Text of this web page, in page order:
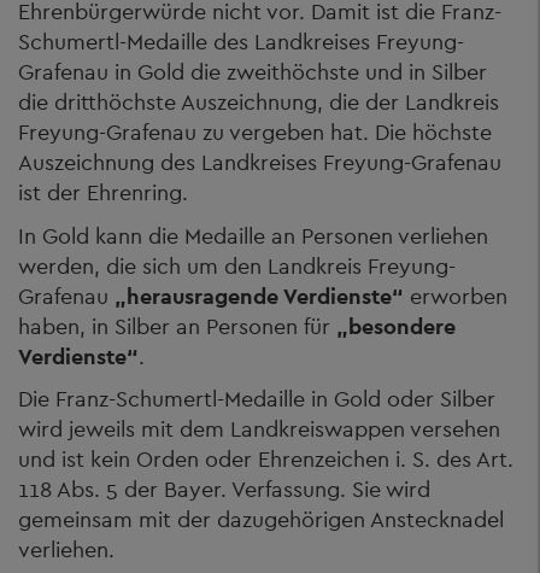
Ehrenbürgerwürde nicht vor. Damit ist die Franz-
Schumertl-Medaille des Landkreises Freyung-
Grafenau in Gold die zweithöchste und in Silber
die dritthöchste Auszeichnung, die der Landkreis
Freyung-Grafenau zu vergeben hat. Die höchste
Auszeichnung des Landkreises Freyung-Grafenau
ist der Ehrenring.
In Gold kann die Medaille an Personen verliehen
werden, die sich um den Landkreis Freyung-
Grafenau „herausragende Verdienste“ erworben
haben, in Silber an Personen für „besondere
Verdienste“.
Die Franz-Schumertl-Medaille in Gold oder Silber
wird jeweils mit dem Landkreiswappen versehen
und ist kein Orden oder Ehrenzeichen i. S. des Art.
118 Abs. 5 der Bayer. Verfassung. Sie wird
gemeinsam mit der dazugehörigen Anstecknadel
verliehen.